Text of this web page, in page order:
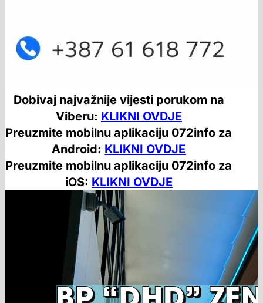
Dobivaj najvažnije vijesti porukom na
Viberu: KLIKNI OVDJE
Preuzmite mobilnu aplikaciju 072info za
Android: KLIKNI OVDJE
Preuzmite mobilnu aplikaciju 072info za
iOS: KLIKNI OVDJE